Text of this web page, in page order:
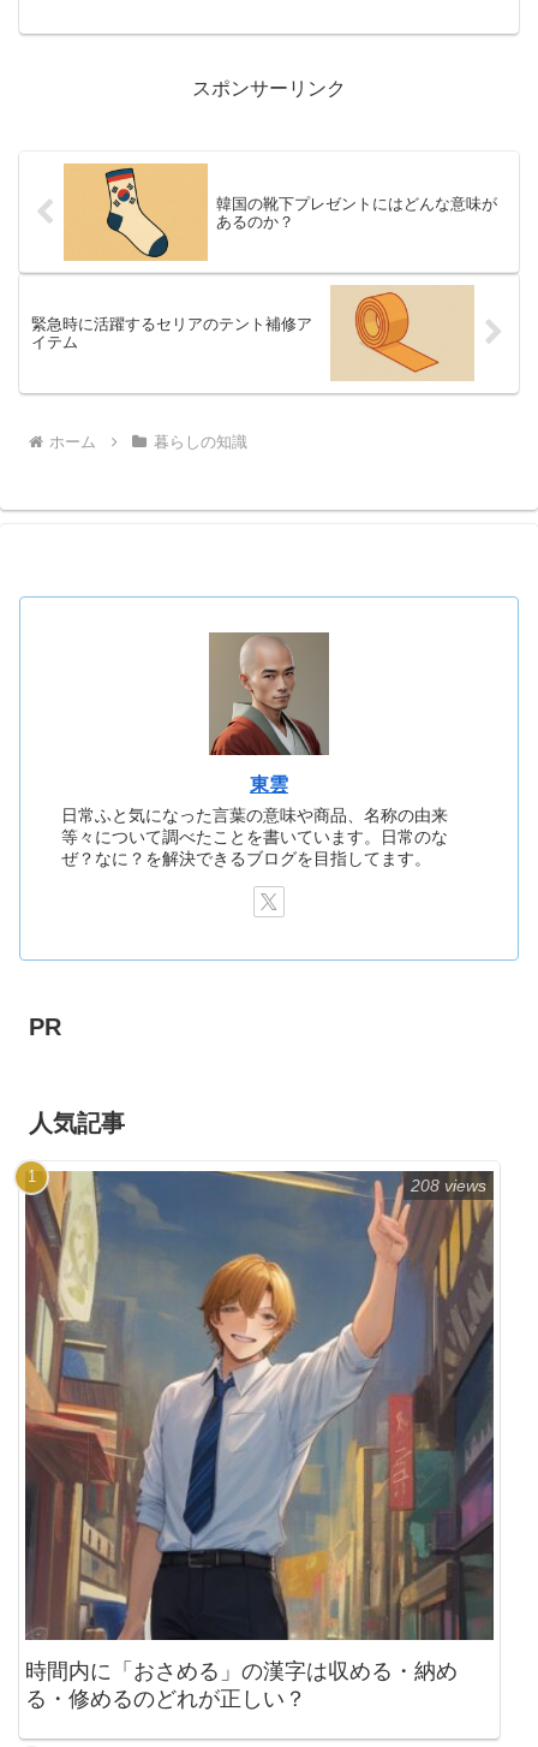
スポンサーリンク
韓国の靴下プレゼントにはどんな意味が
あるのか？
緊急時に活躍するセリアのテント補修ア
イテム
ホーム 暮らしの知識
東雲
日常ふと気になった言葉の意味や商品、名称の由来
等々について調べたことを書いています。日常のな
ぜ？なに？を解決できるブログを目指してます。
PR
人気記事
時間内に「おさめる」の漢字は収める・納め
る・修めるのどれが正しい？
208 views